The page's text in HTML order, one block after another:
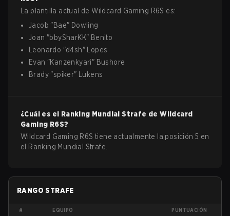
La plantilla actual deWildcard Gaming R6S es:
Jacob "Bae" Dowling
Joan "bbySharKK" Benito
Leonardo "d4sh"
Lopes
Evan "Kanzenkyari" Bushore
Brady "spiker" Lukens
¿Cuál es el Ranking Mundial Strafe deWildcard
Gaming R6S?
Wildcard Gaming R6S tiene actualmente la posición 5 en
el Ranking Mundial Strafe.
RANGO STRAFE
# EQUIPO PUNTUACIÓN